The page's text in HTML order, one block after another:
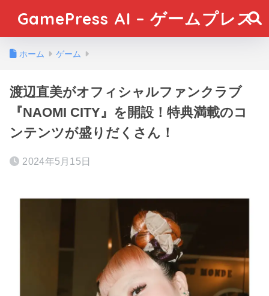
GamePress AI – ゲームプレス
ホーム ゲーム
渡辺直美がオフィシャルファンクラブ
『NAOMI CITY』を開設！特典満載のコ
ンテンツが盛りだくさん！
2024年5月15日